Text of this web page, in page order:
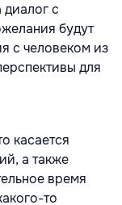
с
будут
с человеком из
для
касается
а также
время
то